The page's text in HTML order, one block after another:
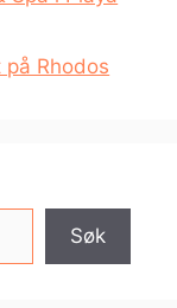
Rhodos
Søk